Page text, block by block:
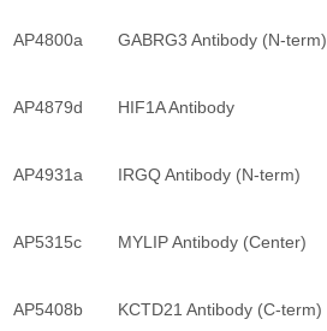
AP4800a GABRG3 Antibody (N-term)
AP4879d HIF1A Antibody
AP4931a IRGQ Antibody (N-term)
AP5315c MYLIP Antibody (Center)
AP5408b KCTD21 Antibody (C-term)